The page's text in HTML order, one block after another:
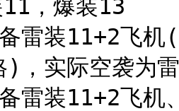
，爆装13
雷装11+2飞
)，实际空袭为
雷装11+2飞机